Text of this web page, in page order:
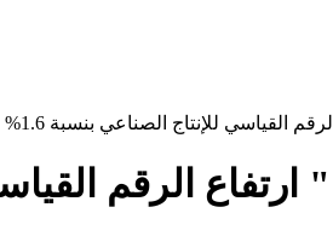
للإنتاج الصناعي بنسبة 1.6% خلال شهر يوليو 2024م
الرقم القياسي للإنتاج